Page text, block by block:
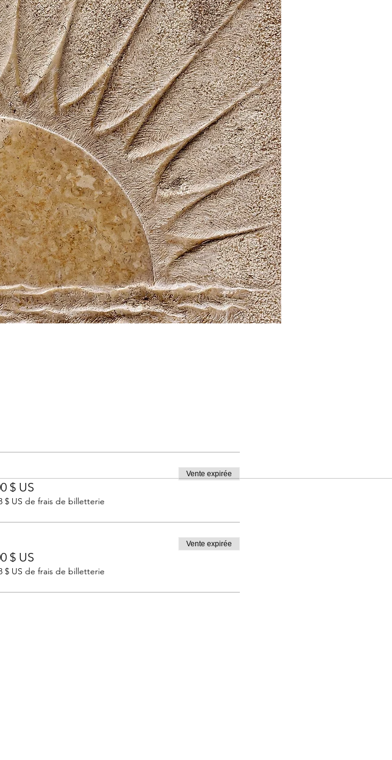
$ US
$ US de frais de billetterie
Vente expirée
$ US
$ US de frais de billetterie
Vente expirée